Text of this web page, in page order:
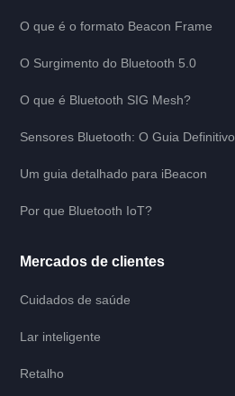
O que é o formato Beacon Frame
O Surgimento do Bluetooth 5.0
O que é Bluetooth SIG Mesh?
Sensores Bluetooth: O Guia Definitivo
Um guia detalhado para iBeacon
Por que Bluetooth IoT?
Mercados de clientes
Cuidados de saúde
Lar inteligente
Retalho